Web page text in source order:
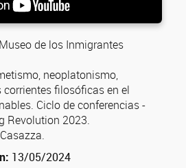
de los Inmigrantes
neoplatonismo,
filosóficas en el
Ciclo de conferencias -
Revolution 2023.
13/05/2024